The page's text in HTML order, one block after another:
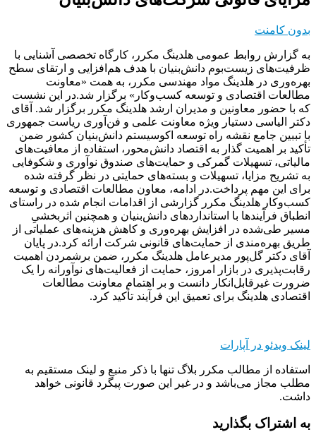
بدون کامنت
به گزارش روابط عمومی هلدینگ مکرر، کارگاه تخصصی آشنایی با
ظرفیت‌های زیست‌بوم دانش‌بنیان با هدف هم‌افزایی و ارتقای سطح
بهره‌وری در هلدینگ مواد مهندسی مکرر، به همت «معاونت
مطالعات اقتصادی و توسعه کسب‌وکار» برگزار شد.در این نشست
که با حضور معاونین و مدیران ارشد هلدینگ مکرر برگزار شد. آقای
دکتر الیاسی دستیار ویژه معاونت علمی و فن‌آوری ریاست جمهوری
با تببین جامع نقشه راه توسعه اکوسیستم دانش‌بنیان کشور ضمن
تأکید بر اهمیت گذار به اقتصاد دانش‌محور، استفاده از معافیت‌های
مالیاتی، تسهیلات گمرکی و حمایت‌های صندوق نوآوری و شکوفایی
به تشریح مزایا، تسهیلات و بسته‌های حمایتی در نظر گرفته شده
برای این مهم پرداخت.در ادامه، معاون مطالعات اقتصادی و توسعه
کسب‌وکار هلدینگ مکرر گزارشی از اقدامات انجام شده در راستای
انطباق فرآیندها با استانداردهای دانش‌بنیان و همچنین اثربخشیِ
مسیر طی‌شده در افزایش بهره‌وری و کاهش هزینه‌های عملیاتی از
طریق بهره‌مندی از حمایت‌های قانونی شرکت ارائه کرد.در پایان
آقای دکتر گل‌پور مدیرعامل هلدینگ مکرر، ضمن برشمردن اهمیت
رقابت‌پذیری در بازار امروز، حمایت از فعالیت‌های نوآورانه را یک
ضرورت غیرقابل‌انکار دانست و بر اهتمام معاونت مطالعات
اقتصادی هلدینگ برای تعمیق این فرآیند تأکید کرد.
لینک ویدئو در آپارات
استفاده از مطالب مکرر بلاگ تنها با ذکر منبع و لینک مستقیم به
مطلب مجاز می‌باشد و در غیر این صورت پیگرد قانونی خواهد
داشت.
به اشتراک بگذارید